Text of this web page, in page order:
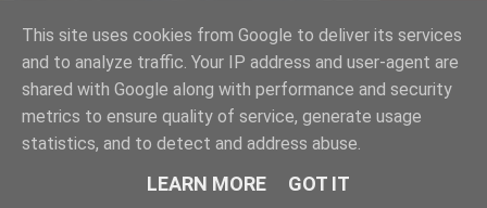
This site uses cookies from Google to deliver its services
and to analyze traffic. Your IP address and user-agent are
shared with Google along with performance and security
metrics to ensure quality of service, generate usage
statistics, and to detect and address abuse.
LEARN MORE GOT IT